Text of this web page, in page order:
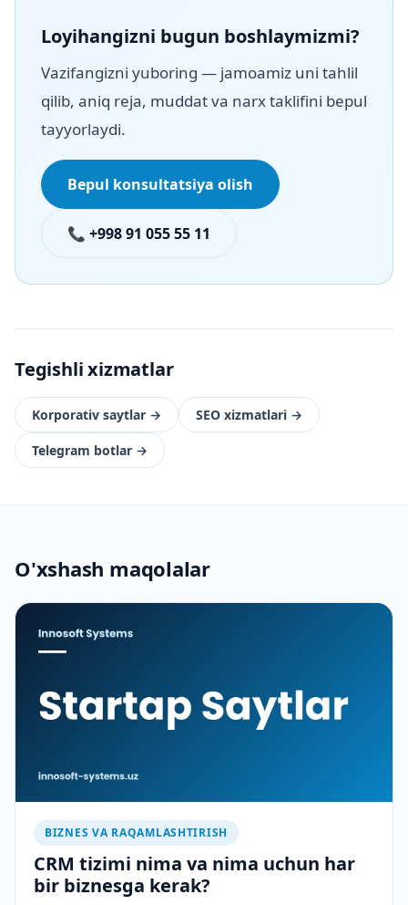
Loyihangizni bugun boshlaymizmi?
Vazifangizni yuboring — jamoamiz uni tahlil
qilib, aniq reja, muddat va narx taklifini bepul
tayyorlaydi.
Bepul konsultatsiya olish
📞 +998 91 055 55 11
Tegishli xizmatlar
Korporativ saytlar → SEO xizmatlari →
Telegram botlar →
O'xshash maqolalar
BIZNES VA RAQAMLASHTIRISH
CRM tizimi nima va nima uchun har
bir biznesga kerak?